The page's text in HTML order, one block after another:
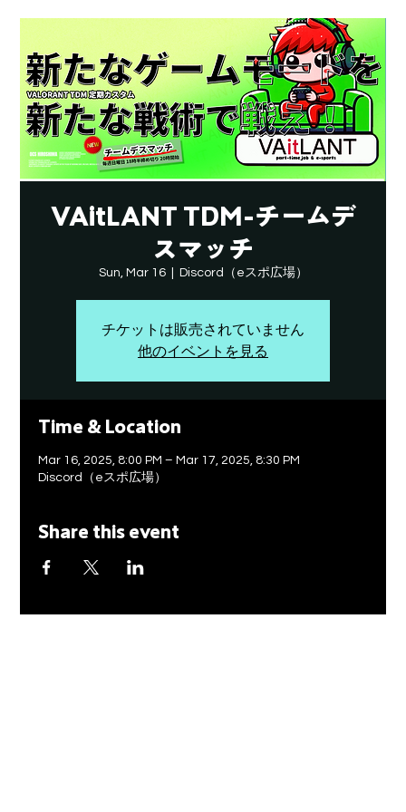
VAitLANT TDM-チームデ
スマッチ
Sun, Mar 16
  |
Discord（eスポ広場）
チケットは販売されていません
他のイベントを見る
Time & Location
Mar 16, 2025, 8:00 PM – Mar 17, 2025, 8:30 PM
Discord（eスポ広場）
Share this event